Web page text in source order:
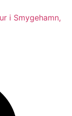
i Smygehamn,